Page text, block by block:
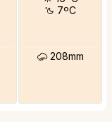
7ºC
208mm